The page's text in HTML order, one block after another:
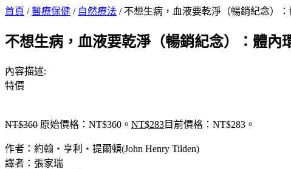
首頁 /醫療保健 / 自然療法 / 不想生病，血液要乾淨（暢銷紀念）：
不想生病，血液要乾淨（暢銷紀念）：體內
內容描述:
特價
NT$360 原始價格：NT$360。 NT$283目前價格：NT$283。
作者：約翰‧亨利‧提爾頓(John Henry Tilden)
譯者：張家瑞